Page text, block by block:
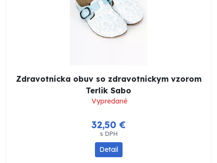
Zdravotnícka obuv so zdravotníckym vzorom
Terlik Sabo
Vypredané
32,50 €
s DPH
Detail